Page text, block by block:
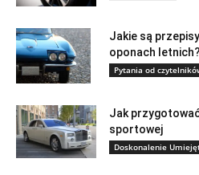
Jakie są
oponach letnich?
Pytania od
Jak
sportowej
Doskonalenie